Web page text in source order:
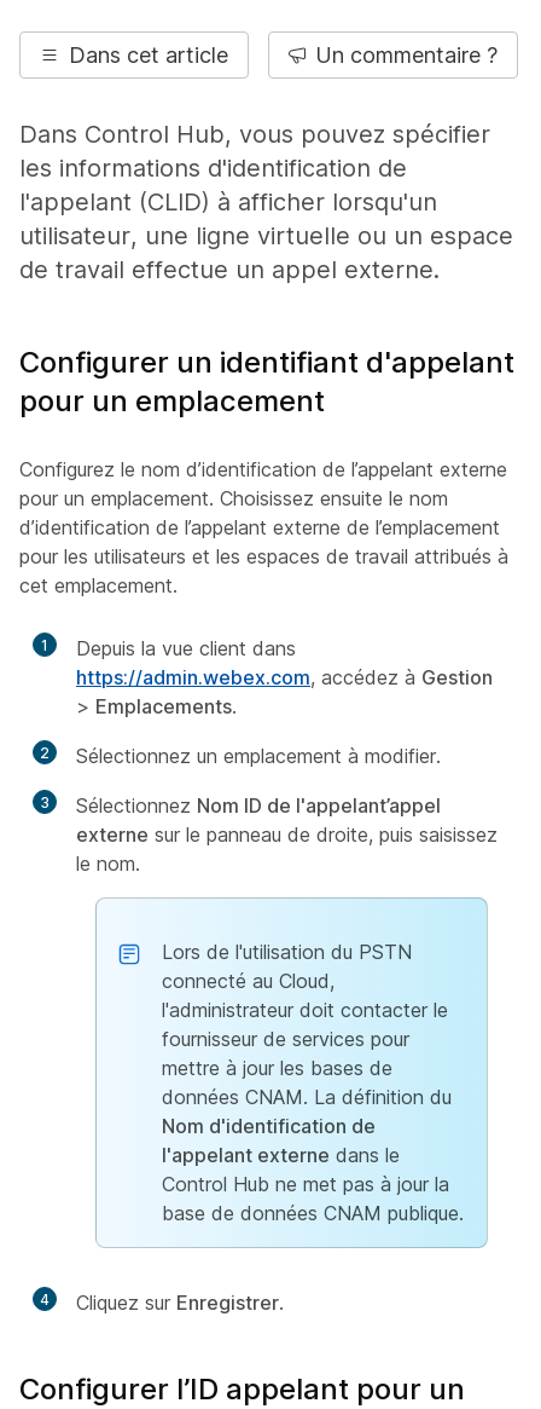
Dans cet article Un commentaire ?
Dans Control Hub, vous pouvez spécifier
les informations d'identification de
l'appelant (CLID) à afficher lorsqu'un
utilisateur, une ligne virtuelle ou un espace
de travail effectue un appel externe.
Configurer un identifiant d'appelant
pour un emplacement
Configurez le nom d’identification de l’appelant externe
pour un emplacement. Choisissez ensuite le nom
d’identification de l’appelant externe de l’emplacement
pour les utilisateurs et les espaces de travail attribués à
cet emplacement.
1
Depuis la vue client dans
https://admin.webex.com, accédez à Gestion
> Emplacements.
2 Sélectionnez un emplacement à modifier.
3 Sélectionnez Nom ID de l'appelant’appel
externe sur le panneau de droite, puis saisissez
le nom.
Lors de l'utilisation du PSTN
connecté au Cloud,
l'administrateur doit contacter le
fournisseur de services pour
mettre à jour les bases de
données CNAM. La définition du
Nom d'identification de
l'appelant externe dans le
Control Hub ne met pas à jour la
base de données CNAM publique.
4 Cliquez sur Enregistrer.
Configurer l’ID appelant pour un